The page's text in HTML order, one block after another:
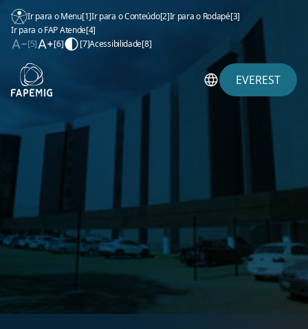
Ir para o Menu[1]Ir para o Conteúdo[2]Ir para o Rodapé[3]
Ir para o FAP Atende[4]
[5]
[6] [7]Acessibilidade[8]
EVEREST